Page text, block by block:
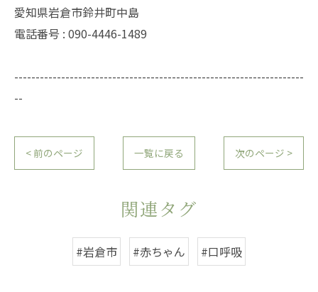
愛知県岩倉市鈴井町中島
電話番号 : 090-4446-1489
--------------------------------------------------------------------
--
< 前のページ 一覧に戻る 次のページ >
関連タグ
#岩倉市 #赤ちゃん #口呼吸